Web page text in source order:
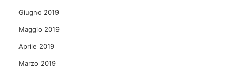
Giugno 2019
Maggio 2019
Aprile 2019
Marzo 2019